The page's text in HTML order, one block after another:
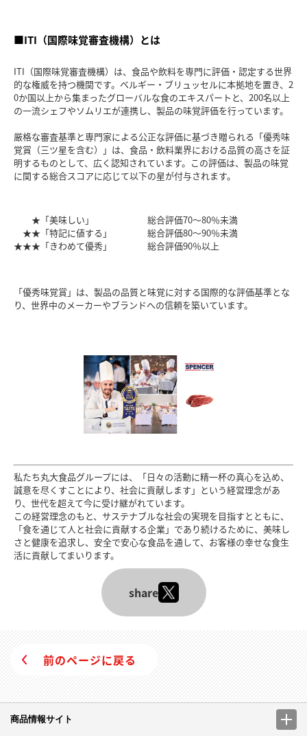
■ITI（国際味覚審査機構）とは
ITI（国際味覚審査機構）は、食品や飲料を専門に評価・認定する世界
的な権威を持つ機関です。ベルギー・ブリュッセルに本拠地を置き、2
0か国以上から集まったグローバルな食のエキスパートと、200名以上
の一流シェフやソムリエが連携し、製品の味覚評価を行っています。
厳格な審査基準と専門家による公正な評価に基づき贈られる「優秀味
覚賞（三ツ星を含む）」は、食品・飲料業界における品質の高さを証
明するものとして、広く認知されています。この評価は、製品の味覚
に関する総合スコアに応じて以下の星が付与されます。
★ 「美味しい」
総合評価70～80％未満
★★ 「特記に値する」
総合評価80～90％未満
★★★ 「きわめて優秀」 総合評価90％以上
「優秀味覚賞」は、製品の品質と味覚に対する国際的な評価基準とな
り、世界中のメーカーやブランドへの信頼を築いています。
私たち丸大食品グループには、「日々の活動に精一杯の真心を込め、
誠意を尽くすことにより、社会に貢献します」という経営理念があ
り、世代を超えて今に受け継がれています。
この経営理念のもと、サステナブルな社会の実現を目指すとともに、
「食を通じて人と社会に貢献する企業」であり続けるために、美味し
さと健康を追求し、安全で安心な食品を通して、お客様の幸せな食生
活に貢献してまいります。
share
前のページに戻る
商品情報サイト